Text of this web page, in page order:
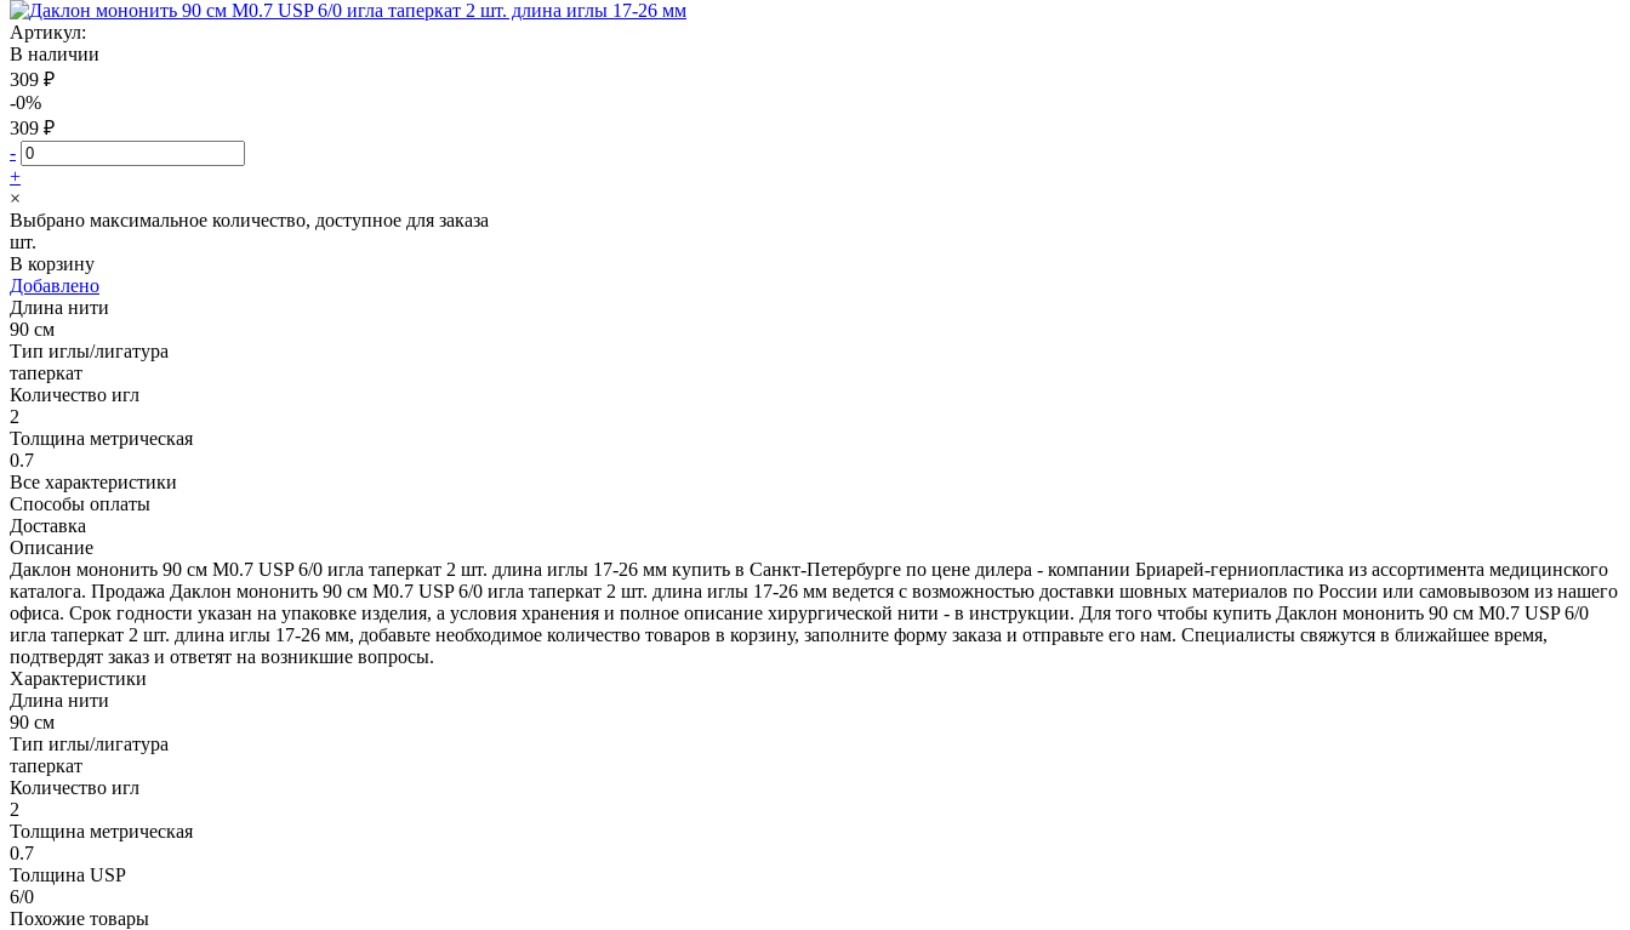
Артикул:
В наличии
309 ₽
-0%
309 ₽
-
+
×
Выбрано максимальное количество, доступное для заказа
шт.
В корзину
Добавлено
Длина нити
90 см
Тип иглы/лигатура
таперкат
Количество игл
2
Толщина метрическая
0.7
Все характеристики
Способы оплаты
Доставка
Описание
Даклон мононить 90 см М0.7 USP 6/0 игла таперкат 2 шт. длина иглы 17-26 мм купить в Санкт-Петербурге по цене дилера - компании Бриарей-герниопластика из ассортимента медицинского
каталога. Продажа Даклон мононить 90 см М0.7 USP 6/0 игла таперкат 2 шт. длина иглы 17-26 мм ведется с возможностью доставки шовных материалов по России или самовывозом из нашего
офиса. Срок годности указан на упаковке изделия, а условия хранения и полное описание хирургической нити - в инструкции. Для того чтобы купить Даклон мононить 90 см М0.7 USP 6/0
игла таперкат 2 шт. длина иглы 17-26 мм, добавьте необходимое количество товаров в корзину, заполните форму заказа и отправьте его нам. Специалисты свяжутся в ближайшее время,
подтвердят заказ и ответят на возникшие вопросы.
Характеристики
Длина нити
90 см
Тип иглы/лигатура
таперкат
Количество игл
2
Толщина метрическая
0.7
Толщина USP
6/0
Похожие товары